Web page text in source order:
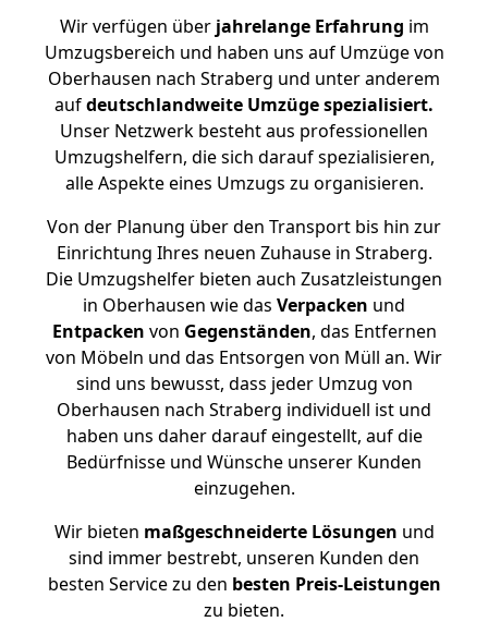
Wir verfügen überjahrelange Erfahrung im
Umzugsbereich und haben uns auf Umzüge von
Oberhausen nach Straberg und unter anderem
aufdeutschlandweite Umzüge spezialisiert.
Unser Netzwerk besteht aus professionellen
Umzugshelfern, die sich darauf spezialisieren,
alle Aspekte eines Umzugs zu organisieren.
Von der Planung über den Transport bis hin zur
Einrichtung Ihres neuen Zuhause in Straberg.
Die Umzugshelfer bieten auch Zusatzleistungen
in Oberhausen wie das Verpacken und
Entpacken von Gegenständen, das Entfernen
von Möbeln und das Entsorgen von Müll an. Wir
sind uns bewusst, dass jeder Umzug von
Oberhausen nach Straberg individuell ist und
haben uns daher darauf eingestellt, auf die
Bedürfnisse und Wünsche unserer Kunden
einzugehen.
Wir bieten maßgeschneiderte Lösungen und
sind immer bestrebt, unseren Kunden den
besten Service zu den besten Preis-Leistungen
zu bieten.